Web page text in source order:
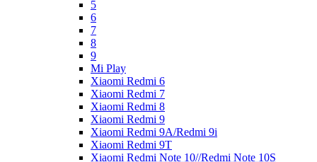
5
6
7
8
9
Mi Play
Xiaomi Redmi 6
Xiaomi Redmi 7
Xiaomi Redmi 8
Xiaomi Redmi 9
Xiaomi Redmi 9A/Redmi 9i
Xiaomi Redmi 9T
Xiaomi Redmi Note 10//Redmi Note 10S